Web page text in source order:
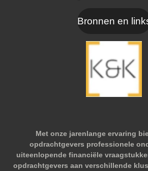
Bronnen en
Met onze jarenlange ervaring
opdrachtgevers professionele
uiteenlopende financiële
opdrachtgevers aan verschillende